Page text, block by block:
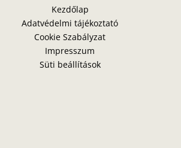
Kezdőlap
Adatvédelmi tájékoztató
Cookie Szabályzat
Impresszum
Süti beállítások